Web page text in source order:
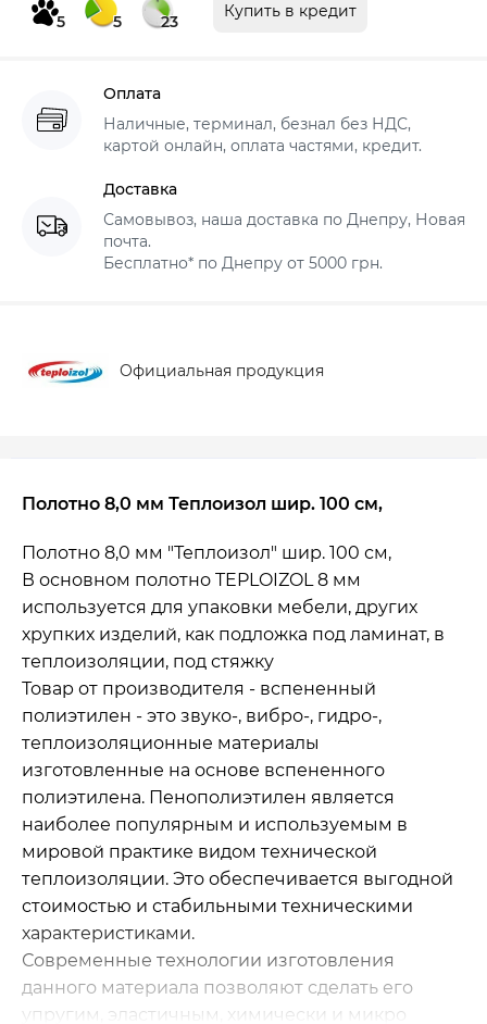
5 5 23
Купить в кредит
Оплата
Наличные, терминал, безнал без НДС,
картой онлайн, оплата частями, кредит.
Доставка
Самовывоз, наша доставка по Днепру, Новая
почта.
Бесплатно* по Днепру от 5000 грн.
Официальная продукция
Полотно 8,0 мм Теплоизол шир. 100 см,
Полотно 8,0 мм "Теплоизол" шир. 100 см,
В основном полотно TEPLOIZOL 8 мм
используется для упаковки мебели, других
хрупких изделий, как подложка под ламинат, в
теплоизоляции, под стяжку
Товар от производителя - вспененный
полиэтилен - это звуко-, вибро-, гидро-,
теплоизоляционные материалы
изготовленные на основе вспененного
полиэтилена. Пенополиэтилен является
наиболее популярным и используемым в
мировой практике видом технической
теплоизоляции. Это обеспечивается выгодной
стоимостью и стабильными техническими
характеристиками.
Современные технологии изготовления
данного материала позволяют сделать его
упругим, эластичным, химически и микро